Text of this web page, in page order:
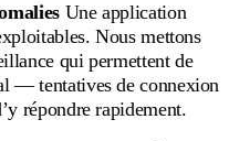
Une application
Nous mettons
qui permettent de
— tentatives de connexion
répondre rapidement.